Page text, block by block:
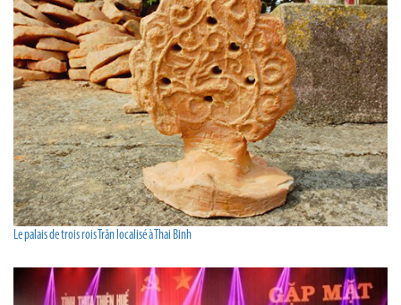
Le palais de trois rois Trân localisé à Thai Binh